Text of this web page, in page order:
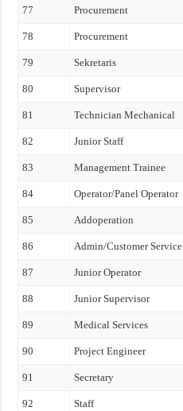
77 Procurement
78 Procurement
79 Sekretaris
80 Supervisor
81 Technician Mechanical
82 Junior Staff
83 Management Trainee
84 Operator/Panel Operator
85 Addoperation
86 Admin/Customer Service
87 Junior Operator
88 Junior Supervisor
89 Medical Services
90 Project Engineer
91 Secretary
92 Staff